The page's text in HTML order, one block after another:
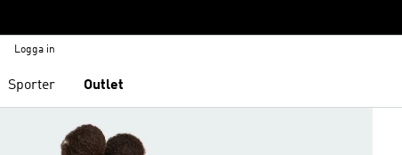
Logga in
Sporter Outlet